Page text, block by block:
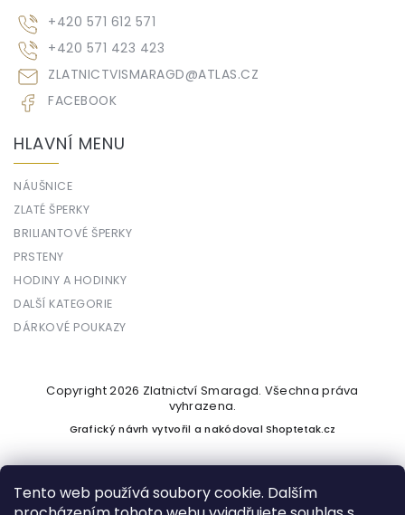
Tento web používá soubory cookie. Dalším
ZLATNICTVISMARAGD@ATLAS.CZ
+420 571 612 571
+420 571 423 423
FACEBOOK
HLAVNÍ MENU
NÁUŠNICE
ZLATÉ ŠPERKY
BRILIANTOVÉ ŠPERKY
PRSTENY
HODINY A HODINKY
DALŠÍ KATEGORIE
DÁRKOVÉ POUKAZY
Copyright 2026 Zlatnictví Smaragd. Všechna práva
vyhrazena.
Grafický návrh vytvořil a nakódovalShoptetak.cz